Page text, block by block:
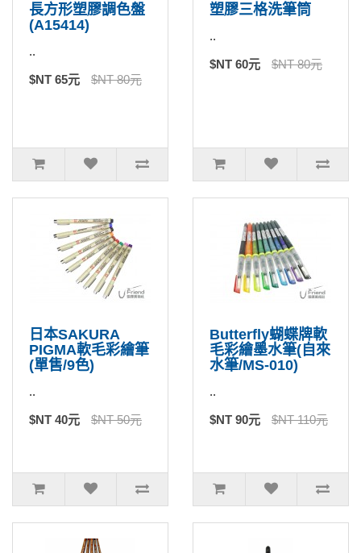
長方形塑膠調色盤
(A15414)
..
$NT 65元 $NT 80元
塑膠三格洗筆筒
..
$NT 60元 $NT 80元
日本SAKURA
PIGMA軟毛彩繪筆
(單售/9色)
..
$NT 40元 $NT 50元
Butterfly蝴蝶牌軟
毛彩繪墨水筆(自來
水筆/MS-010)
..
$NT 90元 $NT 110元